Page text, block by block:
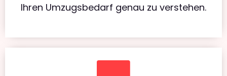
Ihren Umzugsbedarf genau zu verstehen.